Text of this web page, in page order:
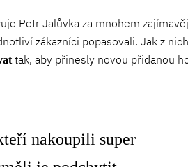
Petr Jalůvka za mnohem
zákazníci popasovali. Jak z
tak, aby přinesly novou přidanou
nakoupili super